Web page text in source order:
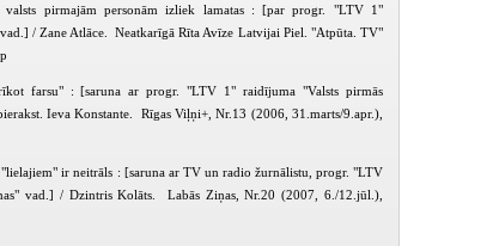
valsts pirmajām personām izliek lamatas : [par progr. "LTV 1"
/ Zane Atlāce. Neatkarīgā Rīta Avīze Latvijai Piel. "Atpūta. TV"
farsu" : [saruna ar progr. "LTV 1" raidījuma "Valsts pirmās
Ieva Konstante. Rīgas Viļņi+, Nr.13 (2006, 31.marts/9.apr.),
ir neitrāls : [saruna ar TV un radio žurnālistu, progr. "LTV
vad.] / Dzintris Kolāts. Labās Ziņas, Nr.20 (2007, 6./12.jūl.),